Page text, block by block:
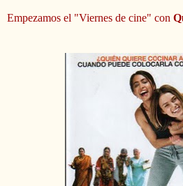
Empezamos el "Viernes de cine" con